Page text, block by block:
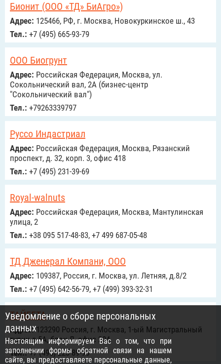
Бионит (ООО «ТД» БиАгро»)
Адрес: 125466, РФ, г. Москва, Новокуркинское ш., 43
Тел.: +7 (495) 665-93-79
ООО Биогрунт
Адрес: Российcкая Федерация, Москва, ул.
Сокольнический вал, 2А (бизнес-центр
"Сокольнический вал")
Тел.: +79263339797
Руссо Индастриал
Адрес: Российcкая Федерация, Москва, Рязанский
проспект, д. 32, корп. 3, офис 418
Тел.: +7 (495) 231-39-69
Royal-walnuts
Адрес: Российcкая Федерация, Москва, Мантулинская
улица, 2
Тел.: +38 095 517-48-83, +7 499 687-05-48
ТД Дженерал Компани, ООО
Адрес: 109387, Россия, г. Москва, ул. Летняя, д.8/2
Тел.: +7 (495) 642-56-79, +7 (499) 393-32-31
ТАЙГЕТА
Адрес:123290 Россия, г. Москва, 1-ый Магистральный
тупик д.5А, блок Д, офис 204
Тел.:+7 (495) 223-89-95
Уведомление о сборе персональных
данных
Настоящим информируем Вас о том, что при
заполнении формы обратной связи на нашем
сайте, вы предоставляете персональные данные,